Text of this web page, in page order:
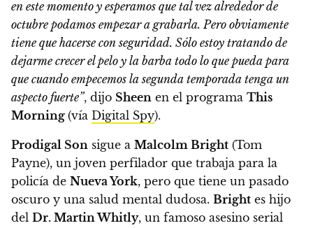
en este momento y esperamos que tal vez alrededor de
octubre podamos empezar a grabarla. Pero obviamente
tiene que hacerse con seguridad. Sólo estoy tratando de
dejarme crecer el pelo y la barba todo lo que pueda para
que cuando empecemos la segunda temporada tenga un
aspecto fuerte”, dijo Sheen en el programa This
Morning (vía Digital Spy).
Prodigal Son sigue a Malcolm Bright (Tom
Payne), un joven perfilador que trabaja para la
policía de Nueva York, pero que tiene un pasado
oscuro y una salud mental dudosa. Bright es hijo
del Dr. Martin Whitly, un famoso asesino serial